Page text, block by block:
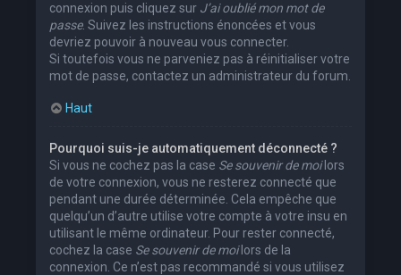
connexion puis cliquez sur J’ai oublié mon mot de
passe. Suivez les instructions énoncées et vous
devriez pouvoir à nouveau vous connecter.
Si toutefois vous ne parveniez pas à réinitialiser votre
mot de passe, contactez un administrateur du forum.
Haut
Pourquoi suis-je automatiquement déconnecté ?
Si vous ne cochez pas la case Se souvenir de moilors
de votre connexion, vous ne resterez connecté que
pendant une durée déterminée. Cela empêche que
quelqu’un d’autre utilise votre compte à votre insu en
utilisant le même ordinateur. Pour rester connecté,
cochez la case Se souvenir de moilors de la
connexion. Ce n’est pas recommandé si vous utilisez